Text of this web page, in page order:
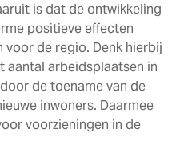
is dat de ontwikkeling
positieve effecten
de regio. Denk hierbij
aantal arbeidsplaatsen in
de toename van de
inwoners. Daarmee
voorzieningen in de